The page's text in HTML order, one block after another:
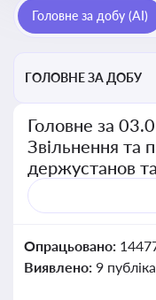
Головне за добу (AI)
ГОЛОВНЕ ЗА ДОБУ
Головне за
Звільнення та
держустанов
Опрацьовано:
Виявлено: 9